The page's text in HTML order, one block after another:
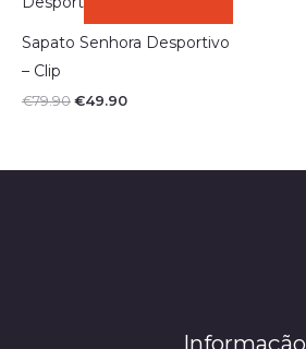
Sapato Senhora Desportivo
– Clip
€79.90 O
€79.90.
€49.90O
€49.90.
Informação